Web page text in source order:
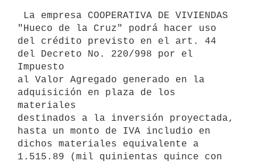
"Hueco de la Cruz" podrá hacer uso
del crédito previsto en el art. 44
del Decreto No. 220/998 por el
Impuesto
al Valor Agregado generado en la
adquisición en plaza de los
materiales
destinados a la inversión proyectada,
hasta un monto de IVA includio en
dichos materiales equivalente a
1.515.89 (mil quinientas quince con